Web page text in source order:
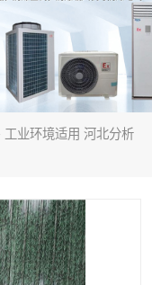
工业环境适用 河北分析
压柜
电箱
线箱
视显示器